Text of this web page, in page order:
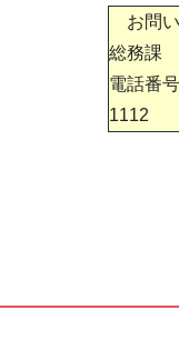
お問
総務課
電話番